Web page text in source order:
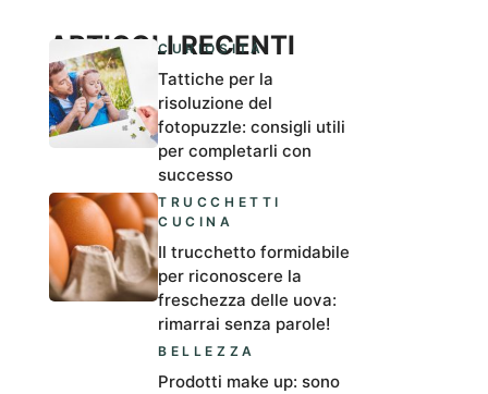
ARTICOLI RECENTI
CURIOSITÀ
Tattiche per la
risoluzione del
fotopuzzle: consigli utili
per completarli con
successo
TRUCCHETTI
CUCINA
Il trucchetto formidabile
per riconoscere la
freschezza delle uova:
rimarrai senza parole!
BELLEZZA
Prodotti make up: sono